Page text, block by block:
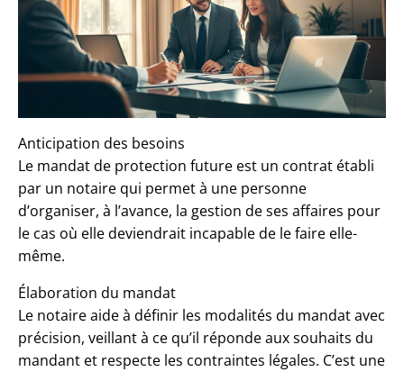
Anticipation des besoins
Le mandat de protection future est un contrat établi
par un notaire qui permet à une personne
d’organiser, à l’avance, la gestion de ses affaires pour
le cas où elle deviendrait incapable de le faire elle-
même.
Élaboration du mandat
Le notaire aide à définir les modalités du mandat avec
précision, veillant à ce qu’il réponde aux souhaits du
mandant et respecte les contraintes légales. C’est une